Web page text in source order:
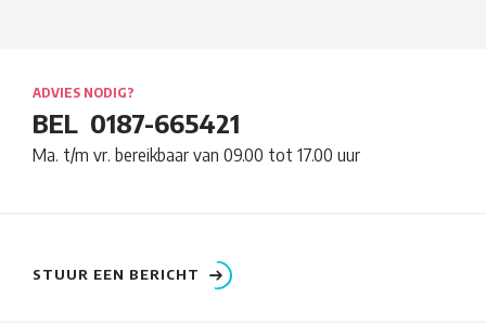
ADVIES NODIG?
BEL 0187-665421
Ma. t/m vr. bereikbaar van 09.00 tot 17.00 uur
STUUR EEN BERICHT